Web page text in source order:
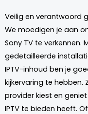
Veilig en verantwoord
We moedigen je aan
Sony TV te verkennen.
gedetailleerde
IPTV-inhoud ben je
kijkervaring te hebben.
provider kiest en
IPTV te bieden heeft.